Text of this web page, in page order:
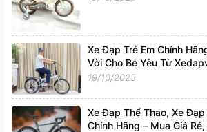
Xe Đạp Trẻ Em Chính
Vời Cho Bé Yêu Từ
19/10/2025
Xe Đạp Thể Thao, Xe
Chính Hãng – Mua Giá